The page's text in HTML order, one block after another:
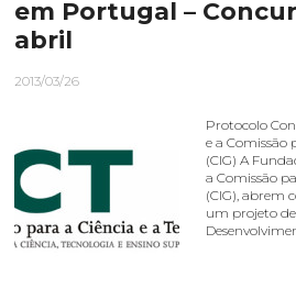
em Portugal –
abril
2013/03/26
Protocolo
e a Comissão
(CIG) A
a Comissão
(CIG), abrem
um projeto